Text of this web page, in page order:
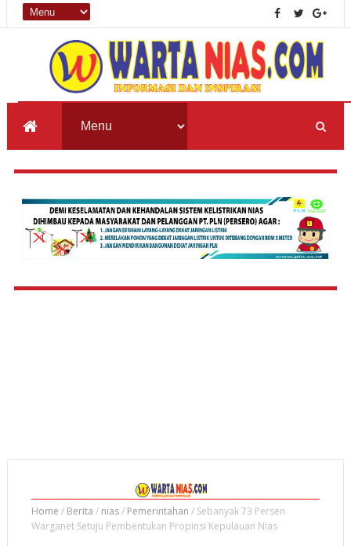
Home / Berita / nias/ Pemerintahan / Sebanyak 73 Persen
Warganet Setuju Pembentukan Propinsi Kepulauan Nias